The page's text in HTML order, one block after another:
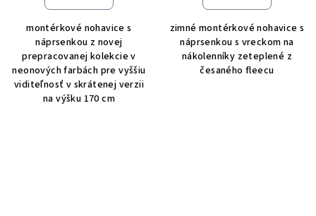
montérkové nohavice s
náprsenkou z novej
prepracovanej kolekcie v
neonových farbách pre vyššiu
viditeľnosť v skrátenej verzii
na výšku 170 cm
zimné montérkové nohavice s
náprsenkou s vreckom na
nákolenníky zeteplené z
česaného fleecu